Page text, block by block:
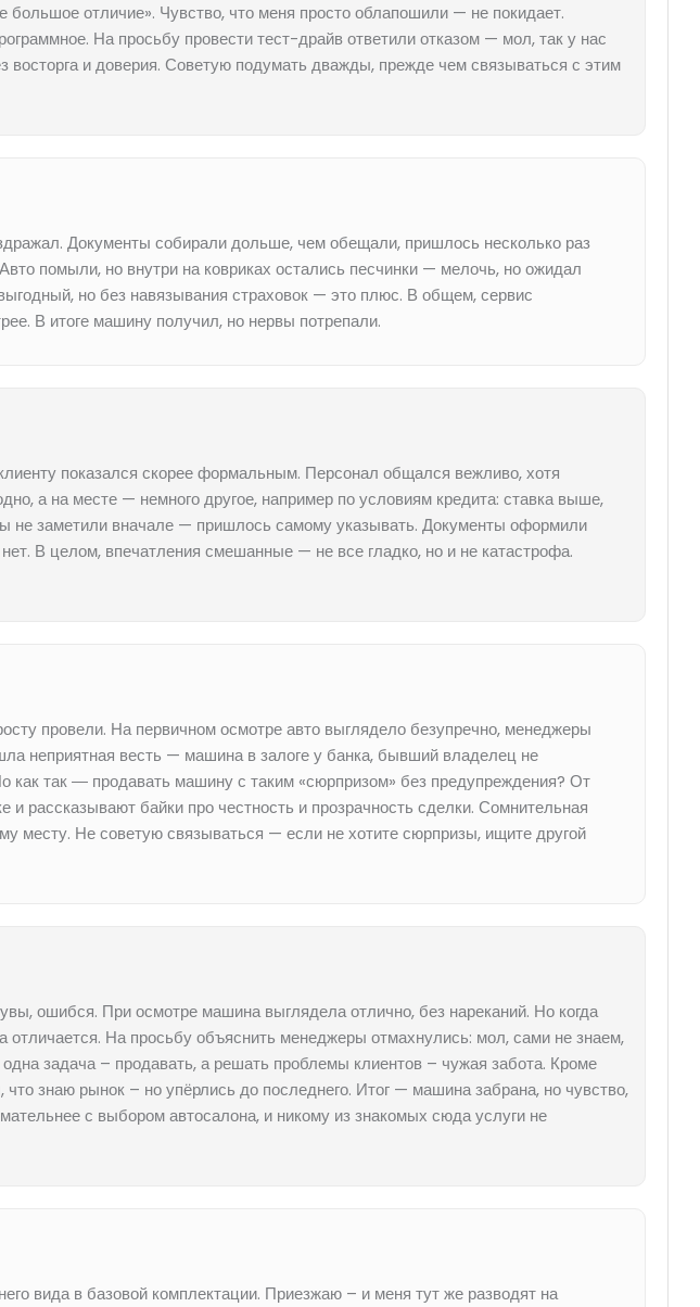
большое отличие». Чувство, что меня просто облапошили — не покидает.
На просьбу провести тест-драйв ответили отказом — мол, так у нас
и доверия. Советую подумать дважды, прежде чем связываться с этим
Документы собирали дольше, чем обещали, пришлось несколько раз
помыли, но внутри на ковриках остались песчинки — мелочь, но ожидал
но без навязывания страховок — это плюс. В общем, сервис
В итоге машину получил, но нервы потрепали.
показался скорее формальным. Персонал общался вежливо, хотя
а на месте — немного другое, например по условиям кредита: ставка выше,
не заметили вначале — пришлось самому указывать. Документы оформили
В целом, впечатления смешанные — не все гладко, но и не катастрофа.
провели. На первичном осмотре авто выглядело безупречно, менеджеры
неприятная весть — машина в залоге у банка, бывший владелец не
как так ― продавать машину с таким «сюрпризом» без предупреждения? От
байки про честность и прозрачность сделки. Сомнительная
месту. Не советую связываться — если не хотите сюрпризы, ищите другой
ошибся. При осмотре машина выглядела отлично, без нареканий. Но когда
отличается. На просьбу объяснить менеджеры отмахнулись: мол, сами не знаем,
задача – продавать, а решать проблемы клиентов – чужая забота. Кроме
знаю рынок – но упёрлись до последнего. Итог — машина забрана, но чувство,
с выбором автосалона, и никому из знакомых сюда услуги не
вида в базовой комплектации. Приезжаю – и меня тут же разводят на